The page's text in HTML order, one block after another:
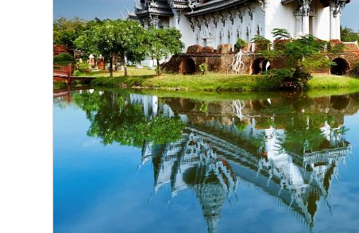
Лос-Анджелес
Москва
Париж
Паттайя
Пхукет